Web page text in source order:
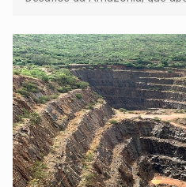
submissão de pré-propostas
setembro